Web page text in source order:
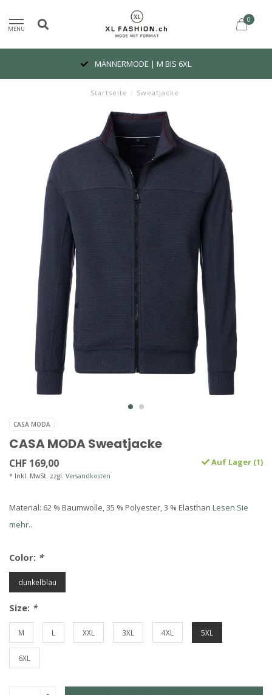
MENU
0
MÄNNERMODE | M BIS 6XL
Startseite / Sweatjacke
CASA MODA
CASA MODA Sweatjacke
CHF 169,00
* Inkl. MwSt. zzgl. Versandkosten
Auf Lager (1)
Material: 62 % Baumwolle, 35 % Polyester, 3 % Elasthan Lesen Sie
mehr..
Color: *
dunkelblau
Size: *
M L XXL 3XL 4XL 5XL
6XL